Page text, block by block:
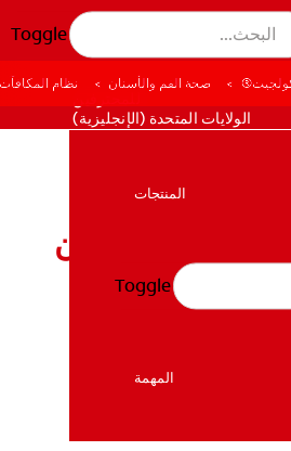
Toggle
المهمة
الولايات المتحدة (الإنجليزية)
المنتجات
صحة الفم والأسنان
المهمة
Toggle
كولجيت® صحة الفم والأسنان نظام
تنظيف الأسنان